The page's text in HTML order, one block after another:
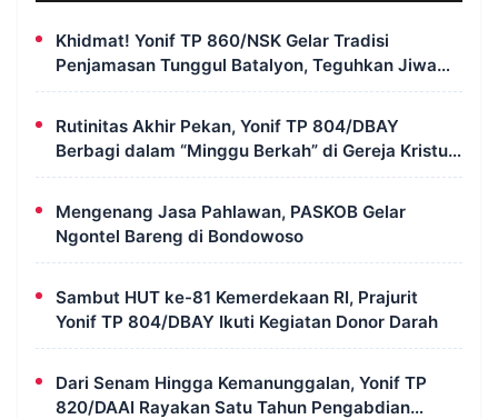
Khidmat! Yonif TP 860/NSK Gelar Tradisi
Penjamasan Tunggul Batalyon, Teguhkan Jiwa
Korsa Prajurit
Rutinitas Akhir Pekan, Yonif TP 804/DBAY
Berbagi dalam “Minggu Berkah” di Gereja Kristus
Ajaib Kimi
Mengenang Jasa Pahlawan, PASKOB Gelar
Ngontel Bareng di Bondowoso
Sambut HUT ke-81 Kemerdekaan RI, Prajurit
Yonif TP 804/DBAY Ikuti Kegiatan Donor Darah
Dari Senam Hingga Kemanunggalan, Yonif TP
820/DAAI Rayakan Satu Tahun Pengabdian